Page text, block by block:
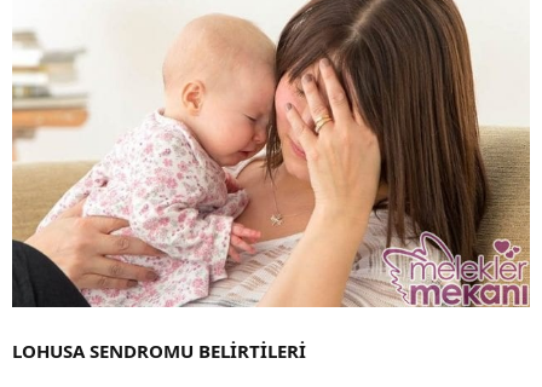
LOHUSA SENDROMU BELİRTİLERİ